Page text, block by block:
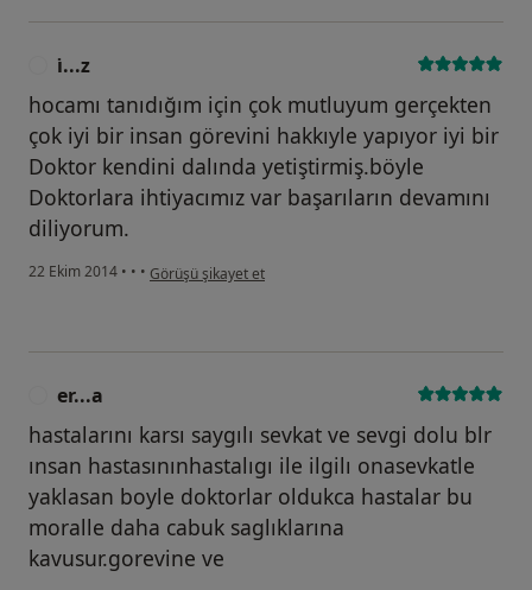
i̇...z
hocamı tanıdığım için çok mutluyum gerçekten
çok iyi bir insan görevini hakkıyle yapıyor iyi bir
Doktor kendini dalında yetiştirmiş.böyle
Doktorlara ihtiyacımız var başarıların devamını
diliyorum.
22 Ekim 2014 • • • kullanıcının görüşüne göre i̇...z
Görüşü şikayet et
er...a
hastalarını karsı saygılı sevkat ve sevgi dolu blr
ınsan hastasınınhastalıgı ile ilgilı onasevkatle
yaklasan boyle doktorlar oldukca hastalar bu
moralle daha cabuk saglıklarına
kavusur.gorevine ve